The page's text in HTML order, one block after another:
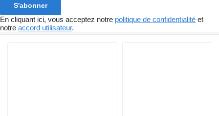
S'abonner
En cliquant ici, vous acceptez notre politique de confidentialité et
notre accord utilisateur.